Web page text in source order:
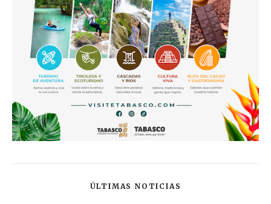
ÚLTIMAS NOTICIAS